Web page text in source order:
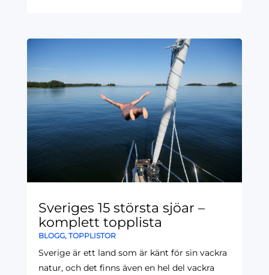
Sveriges 15 största sjöar –
komplett topplista
BLOGG, TOPPLISTOR
Sverige är ett land som är känt för sin vackra
natur, och det finns även en hel del vackra